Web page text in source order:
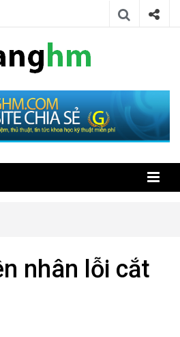
gianghm
thuật miễn phí
nhân lỗi cắt